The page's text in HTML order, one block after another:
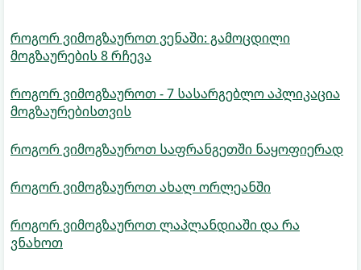
როგორ ვიმოგზაუროთ ვენაში: გამოცდილი
მოგზაურების 8 რჩევა
როგორ ვიმოგზაუროთ - 7 სასარგებლო აპლიკაცია
მოგზაურებისთვის
როგორ ვიმოგზაუროთ საფრანგეთში ნაყოფიერად
როგორ ვიმოგზაუროთ ახალ ორლეანში
როგორ ვიმოგზაუროთ ლაპლანდიაში და რა
ვნახოთ